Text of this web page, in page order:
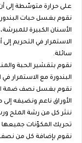
على حرارة متوسّطة إلى
نقوم بغسل حبات
الأسنان الكبيرة
الاستمرار في التحريم
سائلة.
نقوم بتقشير الحبة
البندورة مع الاستمرار
نقوم بغسل نصف ضمة
الأوراق ناعم ونضيفه
ننثر كل من رشة الملح
تحريك المكوّنات جميعها
نقوم بإضافة كل من